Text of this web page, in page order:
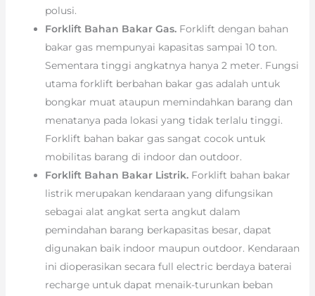
polusi.
Forklift Bahan Bakar Gas. Forklift dengan bahan
bakar gas mempunyai kapasitas sampai 10 ton.
Sementara tinggi angkatnya hanya 2 meter. Fungsi
utama forklift berbahan bakar gas adalah untuk
bongkar muat ataupun memindahkan barang dan
menatanya pada lokasi yang tidak terlalu tinggi.
Forklift bahan bakar gas sangat cocok untuk
mobilitas barang di indoor dan outdoor.
Forklift Bahan Bakar Listrik. Forklift bahan bakar
listrik merupakan kendaraan yang difungsikan
sebagai alat angkat serta angkut dalam
pemindahan barang berkapasitas besar, dapat
digunakan baik indoor maupun outdoor. Kendaraan
ini dioperasikan secara full electric berdaya baterai
recharge untuk dapat menaik-turunkan beban